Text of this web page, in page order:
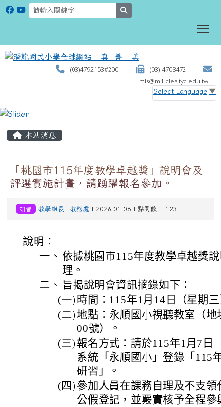
(03)4792153#200
(03)-4708472
mis@m1.cles.tyc.edu.tw
Select Language ▼
本站消息
「桃園市115年度教學卓越獎」說明會及
評選實施計畫，請踴躍報名參加。
研習 教學組長 - 教務處 | 2026-01-06 | 點閱數： 123
說明：
一、 依據桃園市115年度教學卓越獎
理。
二、 旨揭說明會資訊摘錄如下：
(一) 時間：115年1月14日（星期
(二)地點：永順國小視聽教室（
00號）。
(三) 報名方式：請於115年1月7日
系統「永順國小」登錄「115
研習」。
(四) 參加人員在課務自理及不支
公假登記，並覈實核予全程參